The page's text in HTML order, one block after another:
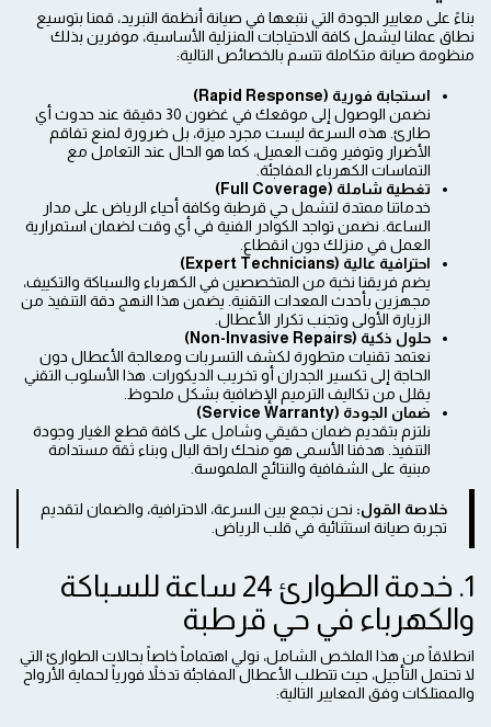
بناءً على معايير الجودة التي نتبعها في صيانة أنظمة التبريد، قمنا بتوسيع
نطاق عملنا ليشمل كافة الاحتياجات المنزلية الأساسية، موفرين بذلك
منظومة صيانة متكاملة تتسم بالخصائص التالية:
استجابة فورية (Rapid Response)
نضمن الوصول إلى موقعك في غضون 30 دقيقة عند حدوث أي
طارئ. هذه السرعة ليست مجرد ميزة، بل ضرورة لمنع تفاقم
الأضرار وتوفير وقت العميل، كما هو الحال عند التعامل مع
التماسات الكهرباء المفاجئة.
تغطية شاملة (Full Coverage)
خدماتنا ممتدة لتشمل حي قرطبة وكافة أحياء الرياض على مدار
الساعة. نضمن تواجد الكوادر الفنية في أي وقت لضمان استمرارية
العمل في منزلك دون انقطاع.
احترافية عالية (Expert Technicians)
يضم فريقنا نخبة من المتخصصين في الكهرباء والسباكة والتكييف،
مجهزين بأحدث المعدات التقنية. يضمن هذا النهج دقة التنفيذ من
الزيارة الأولى وتجنب تكرار الأعطال.
حلول ذكية (Non-Invasive Repairs)
نعتمد تقنيات متطورة لكشف التسربات ومعالجة الأعطال دون
الحاجة إلى تكسير الجدران أو تخريب الديكورات. هذا الأسلوب التقني
يقلل من تكاليف الترميم الإضافية بشكل ملحوظ.
ضمان الجودة (Service Warranty)
نلتزم بتقديم ضمان حقيقي وشامل على كافة قطع الغيار وجودة
التنفيذ. هدفنا الأسمى هو منحك راحة البال وبناء ثقة مستدامة
مبنية على الشفافية والنتائج الملموسة.
خلاصة القول: نحن نجمع بين السرعة، الاحترافية، والضمان لتقديم
تجربة صيانة استثنائية في قلب الرياض.
1. خدمة الطوارئ 24 ساعة للسباكة
والكهرباء في حي قرطبة
انطلاقاً من هذا الملخص الشامل، نولي اهتماماً خاصاً بحالات الطوارئ التي
لا تحتمل التأجيل، حيث تتطلب الأعطال المفاجئة تدخلاً فورياً لحماية الأرواح
والممتلكات وفق المعايير التالية: